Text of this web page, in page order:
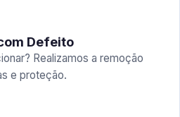
Defeito
Realizamos a remoção
e proteção.